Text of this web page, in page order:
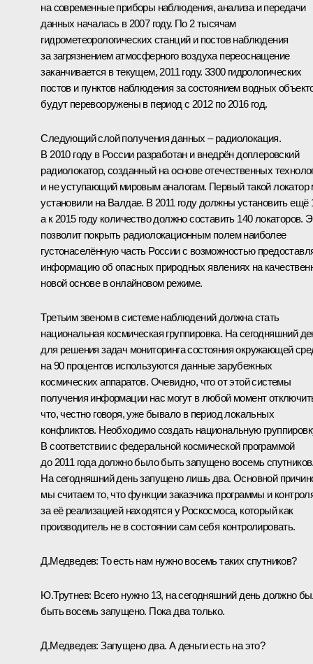
на современные приборы наблюдения, анализа и передачи
данных началась в 2007 году. По 2 тысячам
гидрометеорологических станций и постов наблюдения
за загрязнением атмосферного воздуха переоснащение
заканчивается в текущем, 2011 году. 3300 гидрологических
постов и пунктов наблюдения за состоянием водных
будут перевооружены в период с 2012 по 2016 год.
Следующий слой получения данных – радиолокация.
В 2010 году в России разработан и внедрён доплеровский
радиолокатор, созданный на основе отечественных
и не уступающий мировым аналогам. Первый такой
установили на Валдае. В 2011 году должны установить ещё
а к 2015 году количество должно составить 140 локаторов.
позволит покрыть радиолокационным полем наиболее
густонаселённую часть России с возможностью
информацию об опасных природных явлениях на
новой основе в онлайновом режиме.
Третьим звеном в системе наблюдений должна стать
национальная космическая группировка. На сегодняшний
для решения задач мониторинга состояния окружающей
на 90 процентов используются данные зарубежных
космических аппаратов. Очевидно, что от этой системы
получения информации нас могут в любой момент
что, честно говоря, уже бывало в период локальных
конфликтов. Необходимо создать национальную
В соответствии с федеральной космической программой
до 2011 года должно было быть запущено восемь
На сегодняшний день запущено лишь два. Основной
мы считаем то, что функции заказчика программы и
за её реализацией находятся у Роскосмоса, который как
производитель не в состоянии сам себя контролировать.
Д.Медведев: То есть нам нужно восемь таких спутников?
Ю.Трутнев: Всего нужно 13, на сегодняшний день должно
быть восемь запущено. Пока два только.
Д.Медведев: Запущено два. А деньги есть на это?